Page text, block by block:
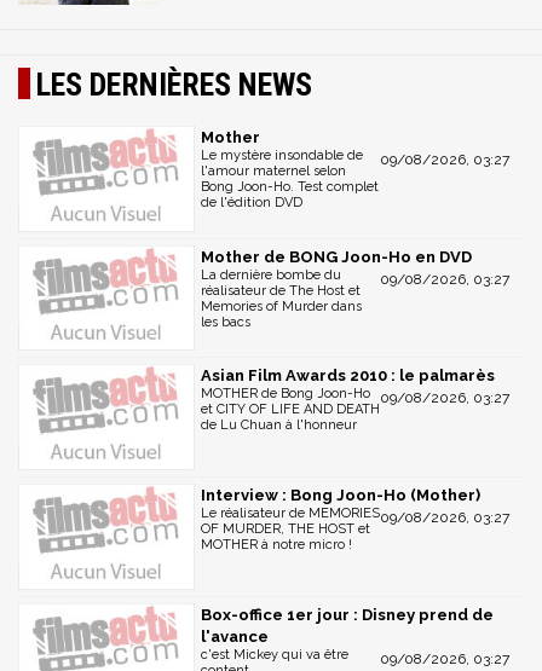
LES DERNIÈRES NEWS
Mother
09/08/2026, 03:27
Le mystère insondable de
l'amour maternel selon
Bong Joon-Ho. Test complet
de l'édition DVD
Mother de BONG Joon-Ho en DVD
09/08/2026, 03:27
La dernière bombe du
réalisateur de The Host et
Memories of Murder dans
les bacs
Asian Film Awards 2010 : le palmarès
09/08/2026, 03:27
MOTHER de Bong Joon-Ho
et CITY OF LIFE AND DEATH
de Lu Chuan à l'honneur
Interview : Bong Joon-Ho (Mother)
09/08/2026, 03:27
Le réalisateur de MEMORIES
OF MURDER, THE HOST et
MOTHER à notre micro !
Box-office 1er jour : Disney prend de
l'avance
09/08/2026, 03:27
c'est Mickey qui va être